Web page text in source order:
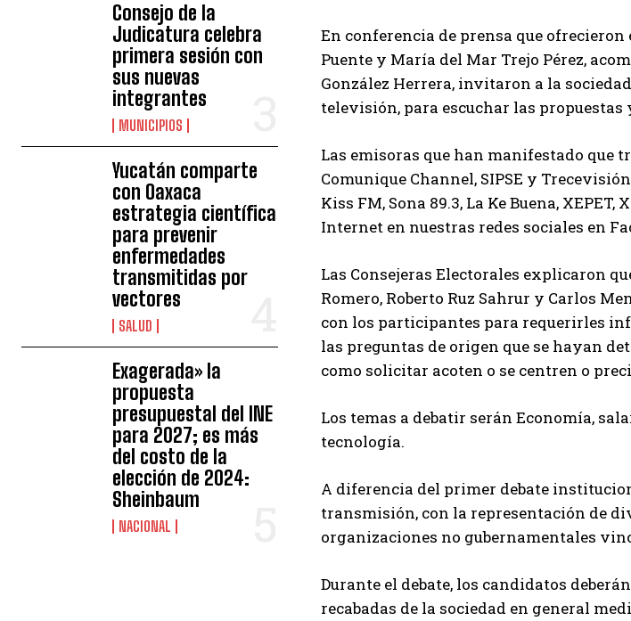
Consejo de la
Judicatura celebra
primera sesión con
sus nuevas
integrantes
MUNICIPIOS
Yucatán comparte
con Oaxaca
estrategia científica
para prevenir
enfermedades
transmitidas por
vectores
SALUD
Exagerada» la
propuesta
presupuestal del INE
para 2027; es más
del costo de la
elección de 2024:
Sheinbaum
NACIONAL
En conferencia de prensa que ofrecieron
Puente y María del Mar Trejo Pérez,
González Herrera, invitaron a la
televisión, para escuchar las
Las emisoras que han manifestado que
Comunique Channel, SIPSE y
Kiss FM, Sona 89.3, La Ke Buena,
Internet en nuestras redes sociales en
Las Consejeras Electorales explicaron
Romero, Roberto Ruz Sahrur y Carlos
con los participantes para requerirles
las preguntas de origen que se hayan
como solicitar acoten o se centren o
Los temas a debatir serán Economía,
tecnología.
A diferencia del primer debate
transmisión, con la representación de
organizaciones no gubernamentales
Durante el debate, los candidatos
recabadas de la sociedad en general